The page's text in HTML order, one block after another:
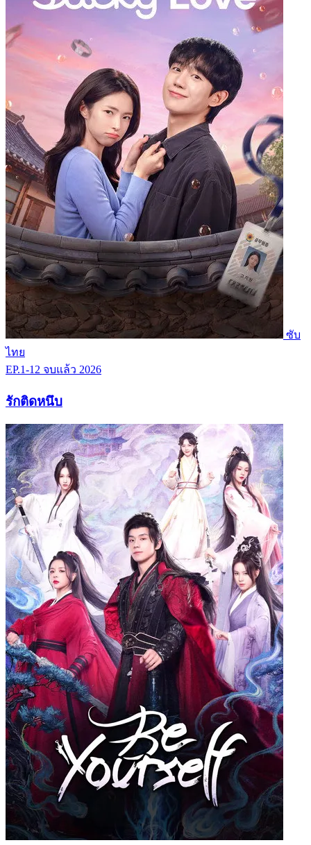
ซับ
ไทย
EP.1-12 จบแล้ว 2026
รักติดหนึบ